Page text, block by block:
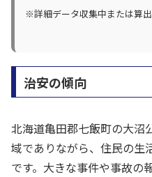
※詳細データ収集中または算
治安の傾向
北海道亀田郡七飯町の大沼
域でありながら、住民の生
です。大きな事件や事故の